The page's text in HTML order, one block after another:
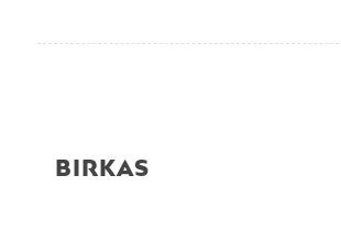
BIRKAS